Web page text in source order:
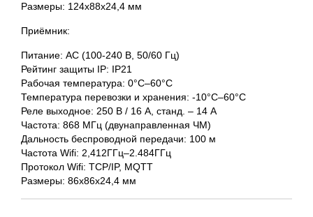
Размеры: 124х88х24,4 мм
Приёмник:
Питание: АС (100-240 В, 50/60 Гц)
Рейтинг защиты IP: IP21
Рабочая температура: 0°С–60°С
Температура перевозки и хранения: -10°С–60°С
Реле выходное: 250 В / 16 А, станд. – 14 А
Частота: 868 МГц (двунаправленная ЧМ)
Дальность беспроводной передачи: 100 м
Частота Wifi: 2,412ГГц–2.484ГГц
Протокол Wifi: TCP/IP, MQTT
Размеры: 86х86х24,4 мм